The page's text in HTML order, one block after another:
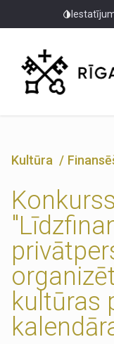
Kultūra
Konkurss
kultūras